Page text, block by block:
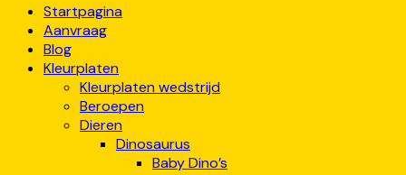
Startpagina
Aanvraag
Blog
Kleurplaten
Kleurplaten wedstrijd
Beroepen
Dieren
Dinosaurus
Baby Dino’s